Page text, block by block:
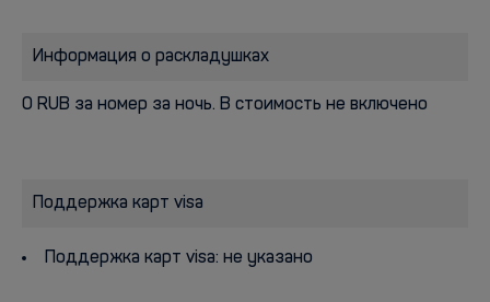
Информация о раскладушках
0 RUB за номер за ночь. В стоимость не включено
Поддержка карт visa
Поддержка карт visa: не указано